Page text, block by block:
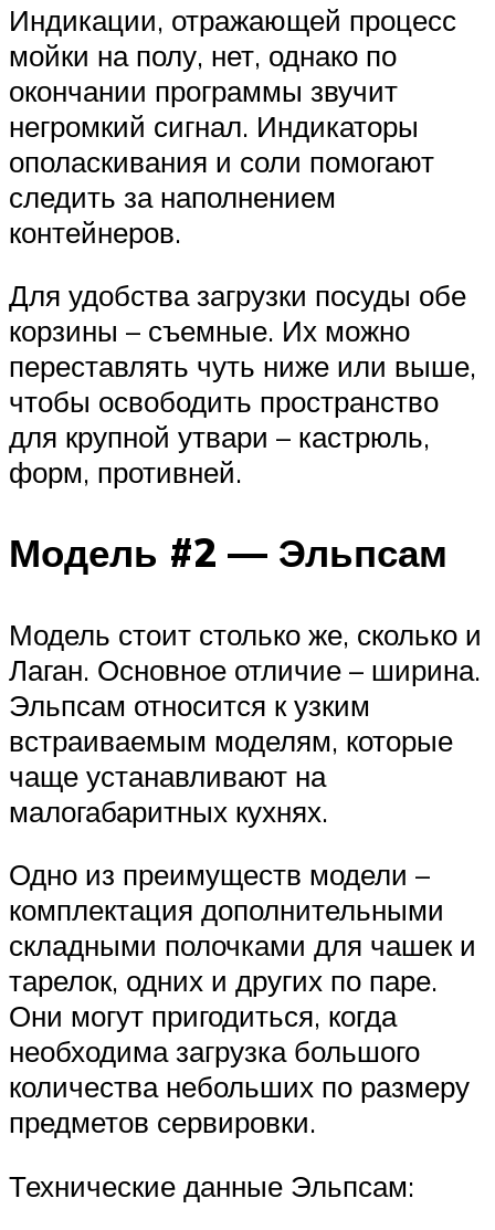
Индикации, отражающей процесс
мойки на полу, нет, однако по
окончании программы звучит
негромкий сигнал. Индикаторы
ополаскивания и соли помогают
следить за наполнением
контейнеров.
Для удобства загрузки посуды обе
корзины – съемные. Их можно
переставлять чуть ниже или выше,
чтобы освободить пространство
для крупной утвари – кастрюль,
форм, противней.
Модель #2 — Эльпсам
Модель стоит столько же, сколько и
Лаган. Основное отличие – ширина.
Эльпсам относится к узким
встраиваемым моделям, которые
чаще устанавливают на
малогабаритных кухнях.
Одно из преимуществ модели –
комплектация дополнительными
складными полочками для чашек и
тарелок, одних и других по паре.
Они могут пригодиться, когда
необходима загрузка большого
количества небольших по размеру
предметов сервировки.
Технические данные Эльпсам: